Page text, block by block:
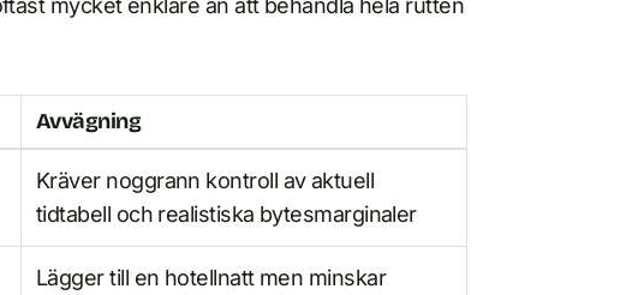
mycket enklare än att behandla hela rutten
Avvägning
Kräver noggrann kontroll av aktuell
tidtabell och realistiska bytesmarginaler
Lägger till en hotellnatt men minskar